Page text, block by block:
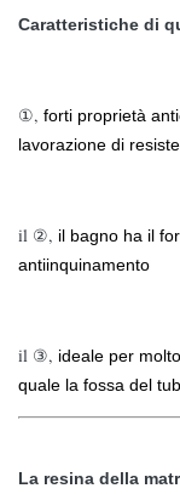
Caratteristiche di
①, forti proprietà
lavorazione di
il ②, il bagno ha il
antiinquinamento
il ③, ideale per
quale la fossa del
La resina della